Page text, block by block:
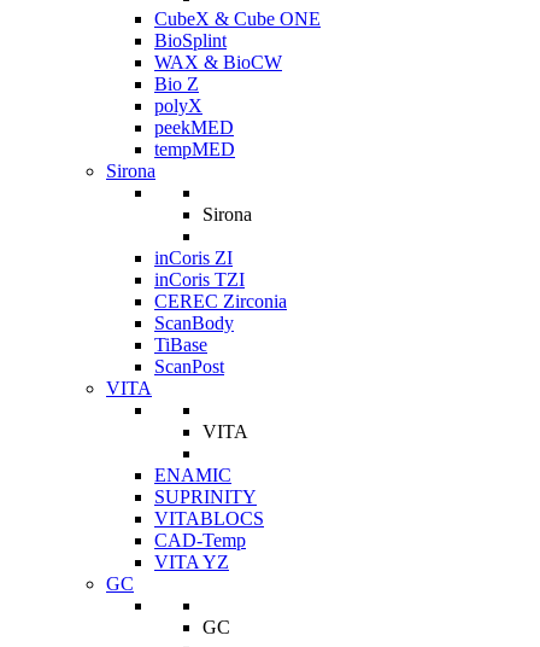
CubeX & Cube ONE
BioSplint
WAX & BioCW
Bio Z
polyX
peekMED
tempMED
Sirona
Sirona
inCoris ZI
inCoris TZI
CEREC Zirconia
ScanBody
TiBase
ScanPost
VITA
VITA
ENAMIC
SUPRINITY
VITABLOCS
CAD-Temp
VITA YZ
GC
GC